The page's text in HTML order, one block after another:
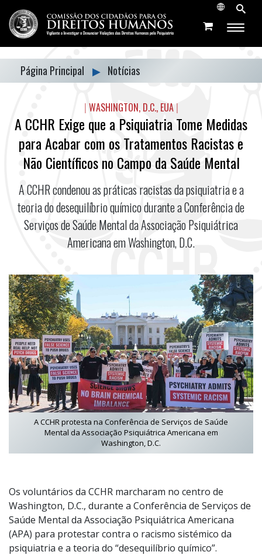
Página Principal ▶ Notícias
| WASHINGTON, D.C., EUA |
A CCHR Exige que a Psiquiatria Tome Medidas
para Acabar com os Tratamentos Racistas e
Não Científicos no Campo da Saúde Mental
A CCHR condenou as práticas racistas da psiquiatria e a
teoria do desequilíbrio químico durante a Conferência de
Serviços de Saúde Mental da Associação Psiquiátrica
Americana emWashington, D.C.
A CCHR protesta na Conferência de Serviços de Saúde
Mental da Associação Psiquiátrica Americana em
Washington, D.C.
Os voluntários da CCHR marcharam no centro de
Washington, D.C., durante a Conferência de Serviços de
Saúde Mental da Associação Psiquiátrica Americana
(APA) para protestar contra o racismo sistémico da
psiquiatria e a teoria do “desequilíbrio químico”.